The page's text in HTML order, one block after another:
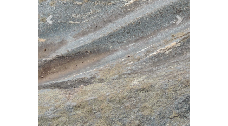
Previous Next